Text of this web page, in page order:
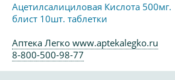
Ацетилсалициловая Кислота 500мг.
блист 10шт. таблетки
Аптека Легко www.aptekalegko.ru
8-800-500-98-77